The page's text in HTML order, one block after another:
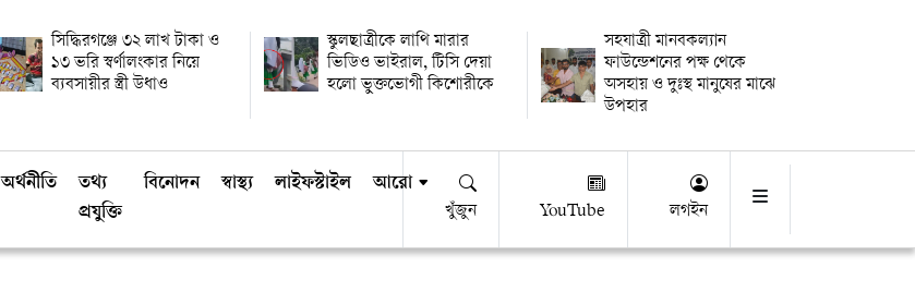
সিদ্ধিরগঞ্জে ৩২ লাখ টাকা ও
১৩ ভরি স্বর্ণালংকার নিয়ে
ব্যবসায়ীর স্ত্রী উধাও
স্কুলছাত্রীকে লাথি মারার
ভিডিও ভাইরাল, টিসি দেয়া
হলো ভুক্তভোগী কিশোরীকে
সহযাত্রী মানবকল্যান
ফাউন্ডেশনের পক্ষ থেকে
অসহায় ও দুঃস্থ মানুষের মাঝে
উপহার
অর্থনীতি
তথ্য
প্রযুক্তি
বিনোদন স্বাস্থ্য লাইফস্টাইল আরো
খুঁজুন YouTube লগইন